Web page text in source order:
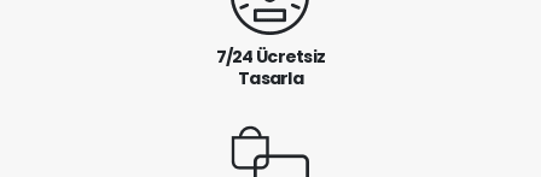
7/24 Ücretsiz
Tasarla